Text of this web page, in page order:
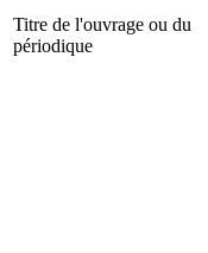
Titre de l'ouvrage ou du
périodique